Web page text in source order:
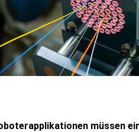
müssen